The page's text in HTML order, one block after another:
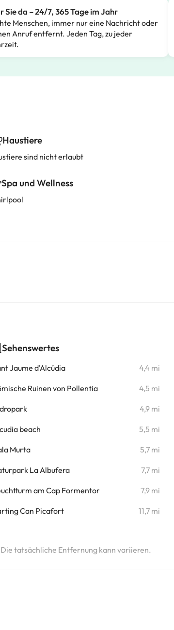
Sie da – 24/7, 365 Tage im Jahr
Menschen, immer nur eine Nachricht oder
Anruf entfernt. Jeden Tag, zu jeder
Haustiere
sind nicht erlaubt
Spa und Wellness
Sehenswertes
Jaume d'Alcúdia 4,4 mi
Ruinen von Pollentia 4,5 mi
4,9 mi
beach 5,5 mi
Murta 5,7 mi
La Albufera 7,7 mi
am Cap Formentor 7,9 mi
Can Picafort 11,7 mi
tatsächliche Entfernung kann variieren.